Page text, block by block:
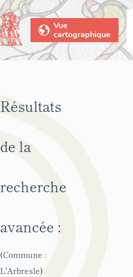
Vue
cartographique
Résultats
de la
recherche
avancée :
(Commune :
L'Arbresle)